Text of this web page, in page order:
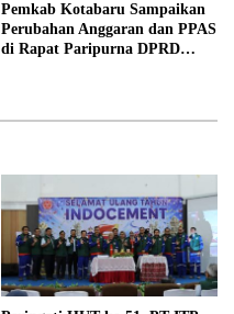
Pemkab Kotabaru Sampaikan
Perubahan Anggaran dan PPAS
di Rapat Paripurna DPRD